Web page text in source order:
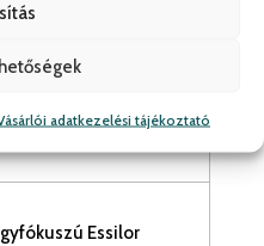
adatkezelési tájékoztató
között
db ártól
Essilor